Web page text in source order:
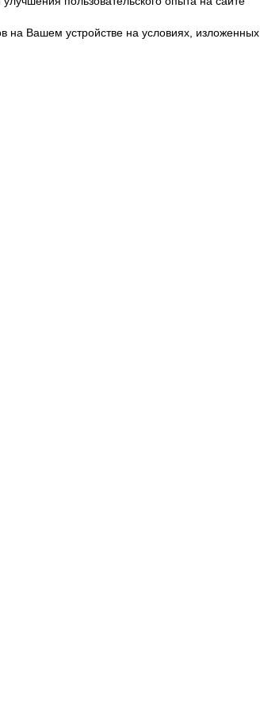
Вашем устройстве на условиях, изложенных